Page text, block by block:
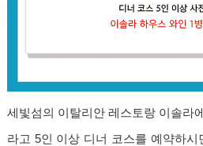
세빛섬의 이탈리안 레스토랑 이솔라
라고 5인 이상 디너 코스를 예약하